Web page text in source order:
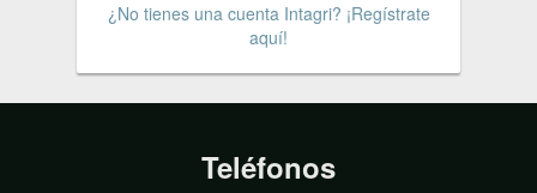
¿No tienes una cuenta Intagri? ¡Regístrate
aquí!
Teléfonos